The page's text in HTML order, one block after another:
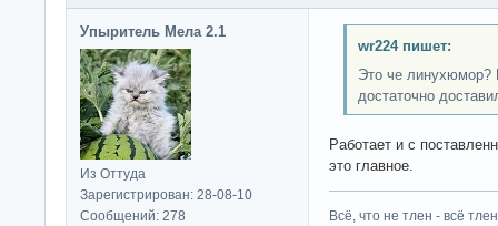
Упыритель Мела 2.1
Из Оттуда
Зарегистрирован: 28-08-10
Сообщений: 278
wr224 пишет:
Это че линухюмор?
достаточно
Работает и с
это главное.
Всё, что не тлен - всё